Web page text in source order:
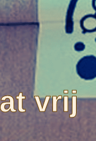
vrij